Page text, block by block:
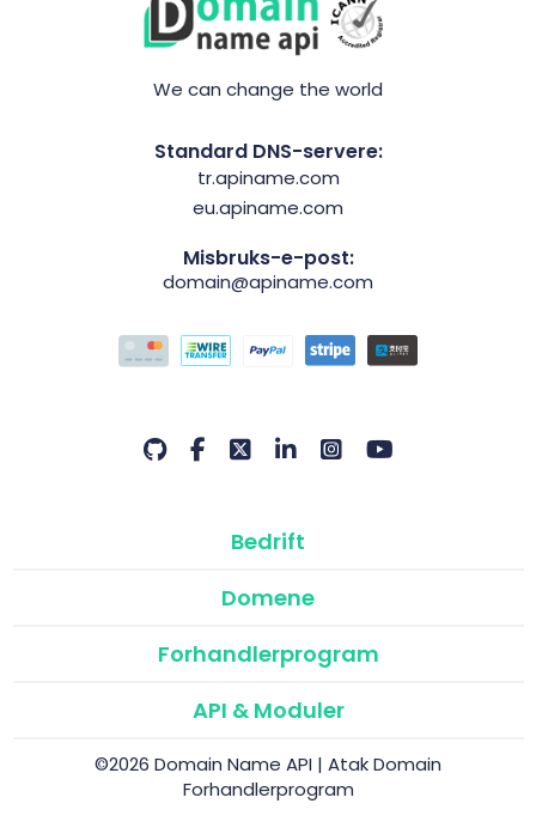
We can change the world
Standard DNS-servere:
tr.apiname.com
eu.apiname.com
Misbruks-e-post:
domain@apiname.com
Bedrift
Domene
Forhandlerprogram
API & Moduler
©2026 Domain Name API | Atak Domain
Forhandlerprogram